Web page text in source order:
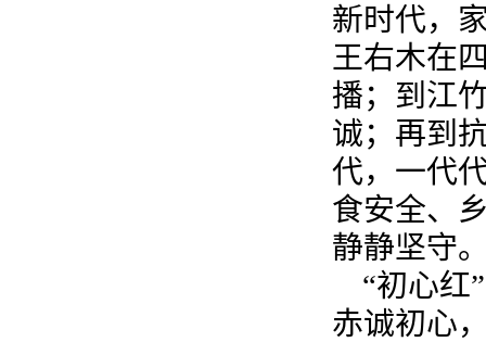
新时代，
王右木在
播；到江
诚；再到
代，一代
食安全、
静静坚守
“初心红
赤诚初心